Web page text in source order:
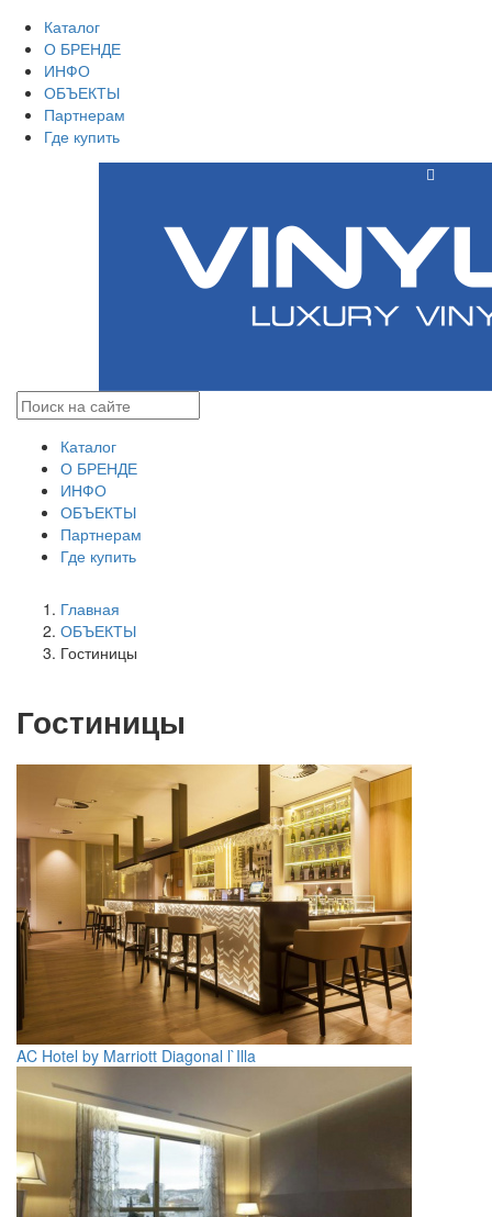
Каталог
О БРЕНДЕ
ИНФО
ОБЪЕКТЫ
Партнерам
Где купить
Каталог
О БРЕНДЕ
ИНФО
ОБЪЕКТЫ
Партнерам
Где купить
Главная
ОБЪЕКТЫ
Гостиницы
Гостиницы
AC Hotel by Marriott Diagonal l`Illa